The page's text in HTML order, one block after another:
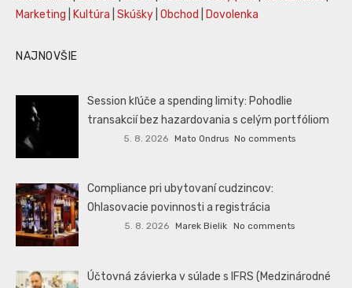
Marketing
Kultúra Skúšky Obchod Dovolenka
NAJNOVŠIE
Session kľúče a spending limity: Pohodlie
transakcií bez hazardovania s celým portfóliom
5. 8. 2026 Mato Ondrus No comments
Compliance pri ubytovaní cudzincov:
Ohlasovacie povinnosti a registrácia
5. 8. 2026 Marek Bielik No comments
Účtovná závierka v súlade s IFRS (Medzinárodné